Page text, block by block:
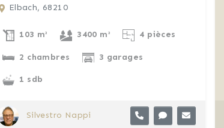
Elbach, 68210
103 m² 3400 m² 4 pièces
2 chambres 3 garages
1 sdb
Silvestro Nappi